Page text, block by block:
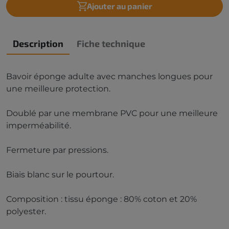
Ajouter au panier
Description Fiche technique
Bavoir éponge adulte avec manches longues pour
une meilleure protection.
Doublé par une membrane PVC pour une meilleure
imperméabilité.
Fermeture par pressions.
Biais blanc sur le pourtour.
Composition : tissu éponge : 80% coton et 20%
polyester.